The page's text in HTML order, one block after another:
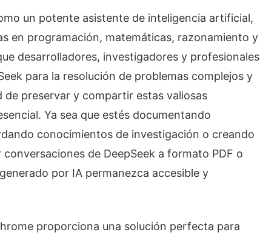
un potente asistente de inteligencia artificial,
en programación, matemáticas, razonamiento y
desarrolladores, investigadores y profesionales
para la resolución de problemas complejos y
de preservar y compartir estas valiosas
Ya sea que estés documentando
conocimientos de investigación o creando
de DeepSeek a formato PDF o
por IA permanezca accesible y
proporciona una solución perfecta para